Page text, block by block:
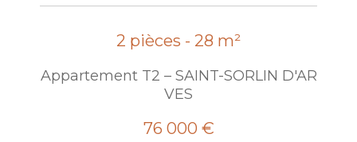
2 pièces - 28 m²
Appartement T2 – SAINT-SORLIN D'AR
VES
76 000 €